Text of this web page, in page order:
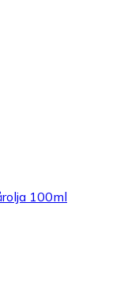
100ml